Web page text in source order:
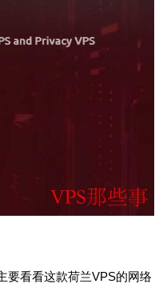
要看看这款荷兰VPS的网络